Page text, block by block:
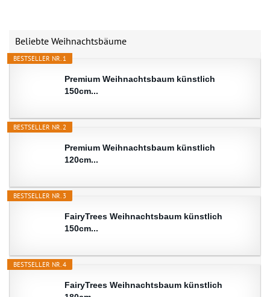
Beliebte Weihnachtsbäume
BESTSELLER NR. 1
Premium Weihnachtsbaum künstlich
150cm...
BESTSELLER NR. 2
Premium Weihnachtsbaum künstlich
120cm...
BESTSELLER NR. 3
FairyTrees Weihnachtsbaum künstlich
150cm...
BESTSELLER NR. 4
FairyTrees Weihnachtsbaum künstlich